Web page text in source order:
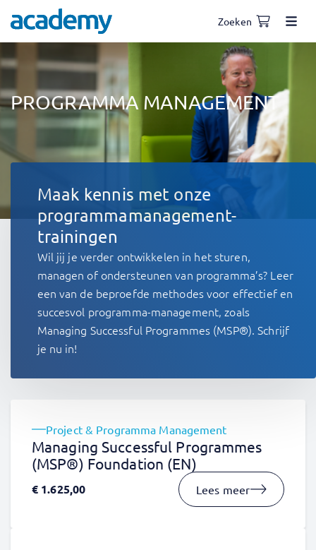
Zoeken
PROGRAMMA MANAGEMENT
Maak kennis met onze
programmamanagement-
trainingen
Wil jij je verder ontwikkelen in het sturen,
managen of ondersteunen van programma’s? Leer
een van de beproefde methodes voor effectief en
succesvol programma-management, zoals
Managing Successful Programmes (MSP®). Schrijf
je nu in!
Project & Programma Management
Managing Successful Programmes
(MSP®) Foundation (EN)
€ 1.625,00 Lees meer